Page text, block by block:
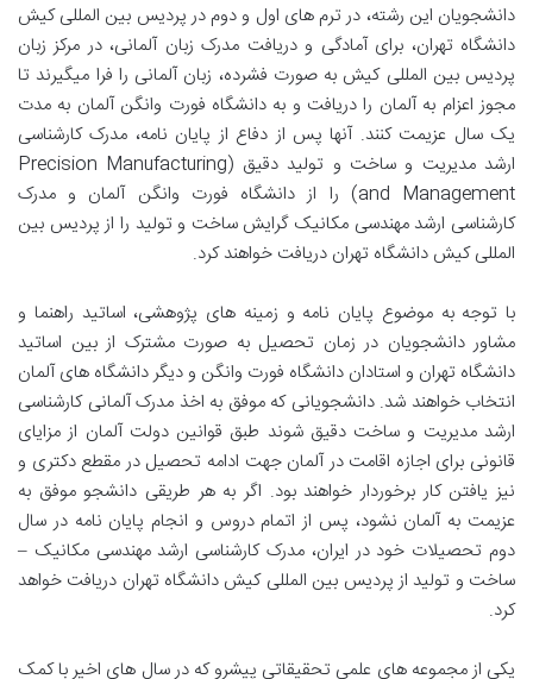
دانشجویان این رشته، در ترم های اول و دوم در پردیس بین المللی کیش
دانشگاه تهران، برای آمادگی و دریافت مدرک زبان آلمانی، در مرکز زبان
پردیس بین المللی کیش به‌ صورت فشرده، زبان آلمانی را فرا می­گیرند تا
مجوز اعزام به آلمان را دریافت و به دانشگاه فورت وانگن آلمان به مدت
یک سال عزیمت کنند. آنها پس از دفاع از پایان نامه، مدرک کارشناسی
ارشد مدیریت و ساخت و تولید دقیق (Precision Manufacturing
and Management) را از دانشگاه فورت وانگن آلمان و مدرک
کارشناسی ارشد مهندسی مکانیک گرایش ساخت و تولید را از پردیس بین
المللی کیش دانشگاه تهران دریافت خواهند کرد.
با توجه به موضوع پایان نامه و زمینه های پژوهشی، اساتید راهنما و
مشاور دانشجویان در زمان تحصیل به صورت مشترک از بین اساتید
دانشگاه تهران و استادان دانشگاه فورت وانگن و دیگر دانشگاه های آلمان
انتخاب خواهند شد. دانشجویانی که موفق به اخذ مدرک آلمانی کارشناسی
ارشد مدیریت و ساخت دقیق شوند طبق قوانین دولت آلمان از مزایای
قانونی برای اجازه اقامت در آلمان جهت ادامه تحصیل در مقطع دکتری و
نیز یافتن کار برخوردار خواهند بود. اگر به هر طریقی دانشجو موفق به
عزیمت به آلمان نشود، پس از اتمام دروس و انجام پایان نامه در سال
دوم تحصیلات خود در ایران، مدرک کارشناسی ارشد مهندسی مکانیک –
ساخت و تولید از پردیس بین المللی کیش دانشگاه تهران دریافت خواهد
کرد.
یکی از مجموعه های علمی تحقیقاتی پیشرو که در سال‌ های اخیر با کمک